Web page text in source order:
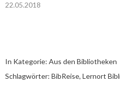
22.05.2018
In Kategorie: Aus den Bibliotheken
Schlagwörter: BibReise, Lernort